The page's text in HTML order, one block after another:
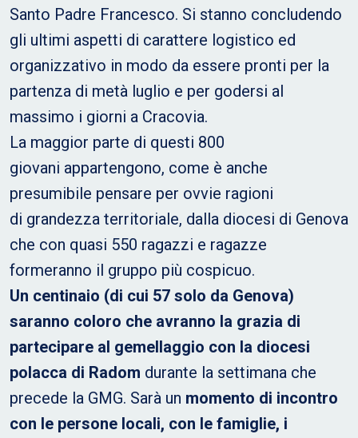
Santo Padre Francesco. Si stanno concludendo
gli ultimi aspetti di carattere logistico ed
organizzativo in modo da essere pronti per la
partenza di metà luglio e per godersi al
massimo i giorni a Cracovia.
La maggior parte di questi 800
giovani appartengono, come è anche
presumibile pensare per ovvie ragioni
di grandezza territoriale, dalla diocesi di Genova
che con quasi 550 ragazzi e ragazze
formeranno il gruppo più cospicuo.
Un centinaio (di cui 57 solo da Genova)
saranno coloro che avranno la grazia di
partecipare al gemellaggio con la diocesi
polacca di Radom durante la settimana che
precede la GMG. Sarà un momento di incontro
con le persone locali, con le famiglie, i